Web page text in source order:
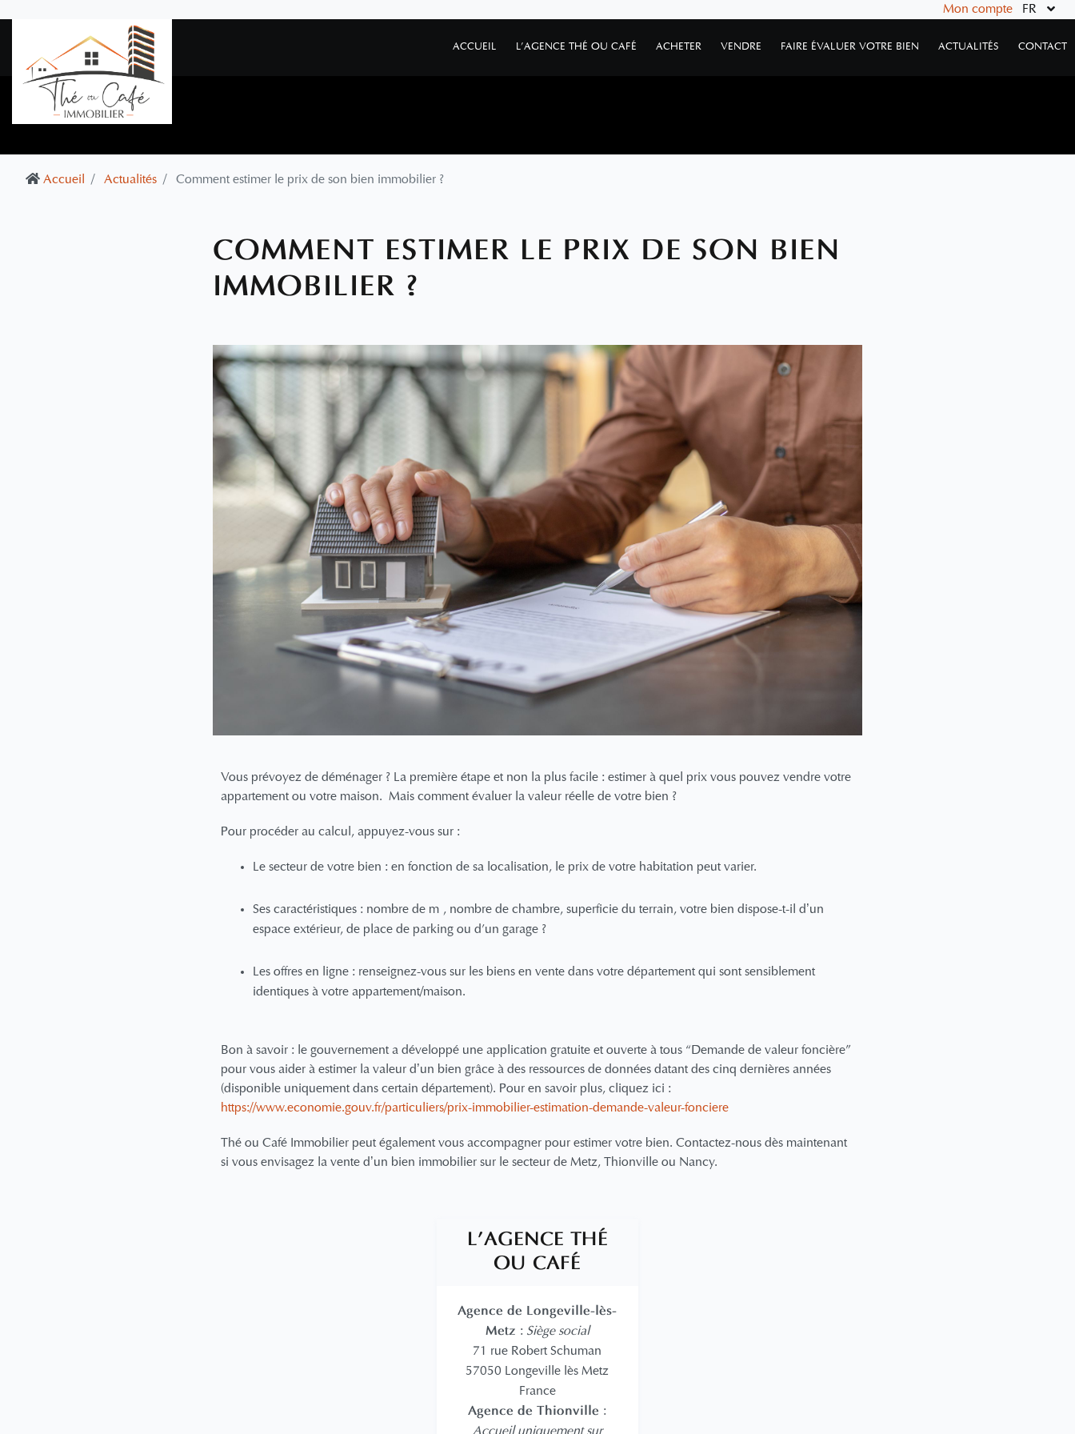
Mon compte FR
ACCUEIL L'AGENCE THÉ OU CAFÉ ACHETER VENDRE FAIRE ÉVALUER VOTRE BIEN ACTUALITÉS CONTACT
Accueil Actualités Comment estimer le prix de son bien immobilier ?
COMMENT ESTIMER LE PRIX DE SON BIEN
IMMOBILIER ?
Vous prévoyez de déménager ? La première étape et non la plus facile : estimer à quel prix vous pouvez vendre votre
appartement ou votre maison. Mais comment évaluer la valeur réelle de votre bien ?
Pour procéder au calcul, appuyez-vous sur :
Le secteur de votre bien : en fonction de sa localisation, le prix de votre habitation peut varier.
Ses caractéristiques : nombre de m², nombre de chambre, superficie du terrain, votre bien dispose-t-il d’un
espace extérieur, de place de parking ou d'un garage ?
Les offres en ligne : renseignez-vous sur les biens en vente dans votre département qui sont sensiblement
identiques à votre appartement/maison.
Bon à savoir : le gouvernement a développé une application gratuite et ouverte à tous “Demande de valeur foncière”
pour vous aider à estimer la valeur d’un bien grâce à des ressources de données datant des cinq dernières années
(disponible uniquement dans certain département). Pour en savoir plus, cliquez ici :
https://www.economie.gouv.fr/particuliers/prix-immobilier-estimation-demande-valeur-fonciere
Thé ou Café Immobilier peut également vous accompagner pour estimer votre bien. Contactez-nous dès maintenant
si vous envisagez la vente d’un bien immobilier sur le secteur de Metz, Thionville ou Nancy.
L'AGENCE THÉ
OU CAFÉ
Agence de Longeville-lès-
Metz : Siège social
71 rue Robert Schuman
57050 Longeville lès Metz
France
Agence de Thionville :
Accueil uniquement sur